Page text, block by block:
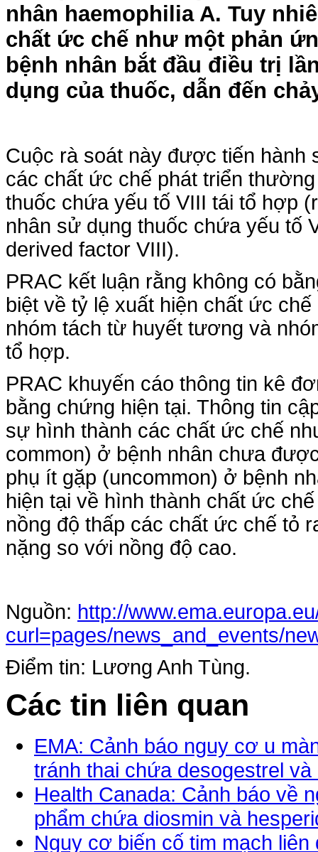
nhân haemophilia A. Tuy
chất ức chế như một phản
bệnh nhân bắt đầu điều trị
dụng của thuốc, dẫn đến
Cuộc rà soát này được tiến hành
các chất ức chế phát triển
thuốc chứa yếu tố VIII tái tổ hợp
nhân sử dụng thuốc chứa yếu tố
derived factor VIII).
PRAC kết luận rằng không có
biệt về tỷ lệ xuất hiện chất ức
nhóm tách từ huyết tương và
tổ hợp.
PRAC khuyến cáo thông tin kê
bằng chứng hiện tại. Thông tin
sự hình thành các chất ức chế
common) ở bệnh nhân chưa
phụ ít gặp (uncommon) ở bệnh
hiện tại về hình thành chất ức
nồng độ thấp các chất ức chế tỏ
nặng so với nồng độ cao.
Nguồn: http://
curl=pages/news_and_events/
Điểm tin: Lương Anh Tùng.
Các tin liên quan
EMA: Cảnh báo nguy cơ u
tránh thai chứa desogestrel và
Health Canada: Cảnh báo về
phẩm chứa diosmin và
Nguy cơ biến cố tim mạch